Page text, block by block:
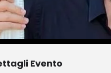
Evento